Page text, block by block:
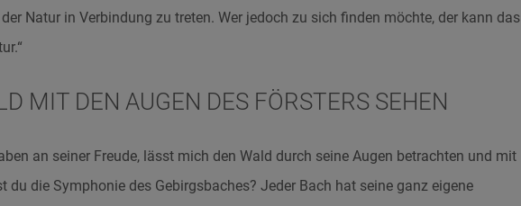
Natur in Verbindung zu treten. Wer jedoch zu sich finden möchte, der kann das
MIT DEN AUGEN DES FÖRSTERS SEHEN
an seiner Freude, lässt mich den Wald durch seine Augen betrachten und mit
du die Symphonie des Gebirgsbaches? Jeder Bach hat seine ganz eigene